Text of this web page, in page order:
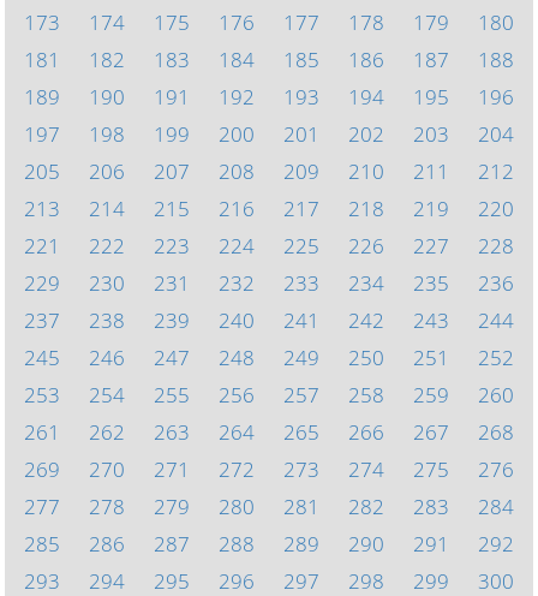
173
174 175 176 177 178 179
180
181
182 183 184 185 186 187
188
189
190 191 192 193 194 195
196
197
198 199 200 201 202 203
204
205
206 207 208 209 210 211
212
213
214 215 216 217 218 219
220
221
222 223 224 225 226 227
228
229
230 231 232 233 234 235
236
237
238 239 240 241 242 243
244
245
246 247 248 249 250 251
252
253
254 255 256 257 258 259
260
261
262 263 264 265 266 267
268
269
270 271 272 273 274 275
276
277
278 279 280 281 282 283
284
285
286 287 288 289 290 291
292
293
294 295 296 297 298 299
300